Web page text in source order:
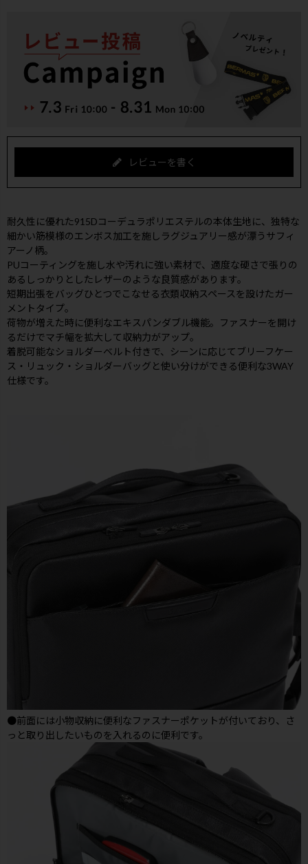
レビューを書く
耐久性に優れた915Dコーデュラポリエステルの本体生地に、独特な
細かい筋模様のエンボス加工を施しラグジュアリー感が漂うサフィ
アーノ柄。
PUコーティングを施し水や汚れに強い素材で、適度な硬さで張りの
あるしっかりとしたレザーのような良質感があります。
短期出張をバッグひとつでこなせる衣類収納スペースを設けたガー
メントタイプ。
荷物が増えた時に便利なエキスパンダブル機能。ファスナーを開け
るだけでマチ幅を拡大して収納力がアップ。
着脱可能なショルダーベルト付きで、シーンに応じてブリーフケー
ス・リュック・ショルダーバッグと使い分けができる便利な3WAY
仕様です。
●前面には小物収納に便利なファスナーポケットが付いており、さ
っと取り出したいものを入れるのに便利です。